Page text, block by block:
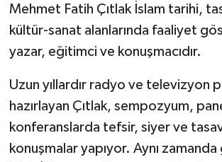
Mehmet Fatih Çıtlak İslam tarihi,
kültür-sanat alanlarında faaliyet
yazar, eğitimci ve konuşmacıdır.
Uzun yıllardır radyo ve televizyon
hazırlayan Çıtlak, sempozyum,
konferanslarda tefsir, siyer ve
konuşmalar yapıyor. Aynı zamanda